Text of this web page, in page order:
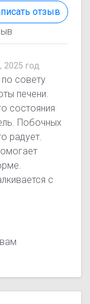
отзыв
2025 год
совету
печени.
состояния
Побочных
радует.
с